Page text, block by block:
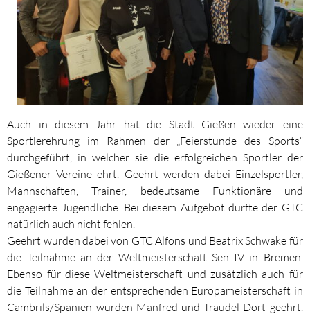
Auch in diesem Jahr hat die Stadt Gießen wieder eine
Sportlerehrung im Rahmen der „Feierstunde des Sports“
durchgeführt, in welcher sie die erfolgreichen Sportler der
Gießener Vereine ehrt. Geehrt werden dabei Einzelsportler,
Mannschaften, Trainer, bedeutsame Funktionäre und
engagierte Jugendliche. Bei diesem Aufgebot durfte der GTC
natürlich auch nicht fehlen.
Geehrt wurden dabei von GTC Alfons und Beatrix Schwake für
die Teilnahme an der Weltmeisterschaft Sen IV in Bremen.
Ebenso für diese Weltmeisterschaft und zusätzlich auch für
die Teilnahme an der entsprechenden Europameisterschaft in
Cambrils/Spanien wurden Manfred und Traudel Dort geehrt.